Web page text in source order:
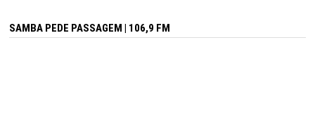
SAMBA PEDE PASSAGEM | 106,9 FM